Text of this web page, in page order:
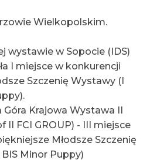
18.10.2012
30.04.2011
30.01.2010
Wielkopolskim.
wystawie w Sopocie (IDS)
I miejsce w konkurencji
Szczenię Wystawy (I
Góra Krajowa Wystawa II
II FCI GROUP) - III miejsce
Młodsze Szczenię
Minor Puppy)